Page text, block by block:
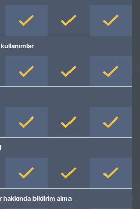
bildirim alma